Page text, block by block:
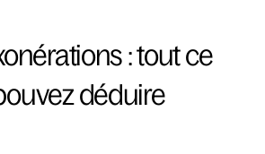
: tout ce
déduire